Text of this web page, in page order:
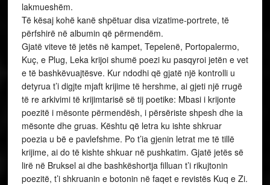
lakmueshëm.
Të kësaj kohë kanë shpëtuar disa vizatime-portrete, të
përfshirë në albumin që përmendëm.
Gjatë viteve të jetës në kampet, Tepelenë, Portopalermo,
Kuç, e Plug, Leka krijoi shumë poezi ku pasqyroi jetën e vet
e të bashkëvuajtësve. Kur ndodhi që gjatë një kontrolli u
detyrua t’i digjte mjaft krijime të hershme, ai gjeti një rrugë
të re arkivimi të krijimtarisë së tij poetike: Mbasi i krijonte
poezitë i mësonte përmendësh, i përsëriste shpesh dhe ia
mësonte dhe gruas. Kështu që letra ku ishte shkruar
poezia u bë e pavlefshme. Po t’ia gjenin letrat me të tillë
krijime, ai do të kishte shkuar në pushkatim. Gjatë jetës së
lirë në Bruksel ai dhe bashkëshortja filluan t’i rikujtonin
poezitë, t’i shkruanin e botonin në faqet e revistës Kuq e Zi.